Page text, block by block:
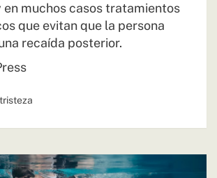
en muchos casos tratamientos
que evitan que la persona
recaída posterior.
tristeza